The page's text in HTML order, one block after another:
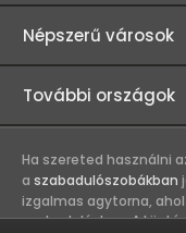
Népszerű városok
További országok
Ha szereted használni
a szabadulószobákban
izgalmas agytorna,
szabaduláshoz. A